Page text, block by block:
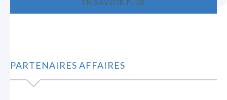
EN SAVOIR PLUS
PARTENAIRES AFFAIRES